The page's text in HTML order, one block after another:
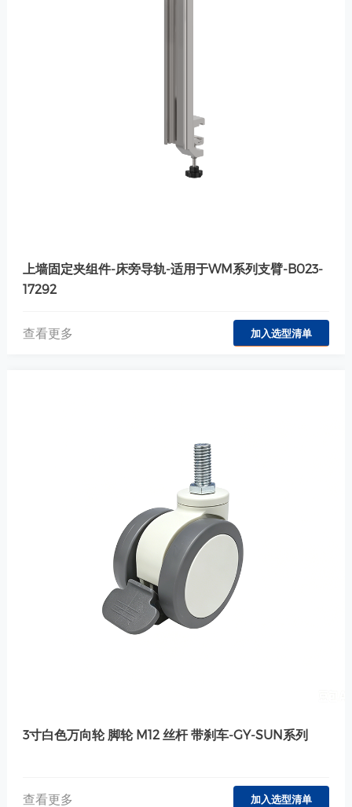
上墙固定夹组件-床旁导轨-适用于WM系列支臂-B023-
17292
查看更多 加入选型清单
3寸白色万向轮 脚轮 M12 丝杆 带刹车-GY-SUN系列
查看更多 加入选型清单